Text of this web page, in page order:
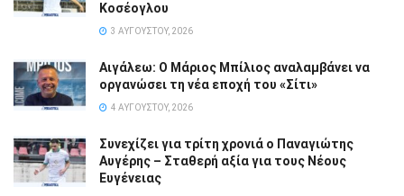
Κοσέογλου
3 ΑΥΓΟΎΣΤΟΥ, 2026
Αιγάλεω: Ο Μάριος Μπίλιος αναλαμβάνει να
οργανώσει τη νέα εποχή του «Σίτι»
4 ΑΥΓΟΎΣΤΟΥ, 2026
Συνεχίζει για τρίτη χρονιά ο Παναγιώτης
Αυγέρης – Σταθερή αξία για τους Νέους
Ευγένειας